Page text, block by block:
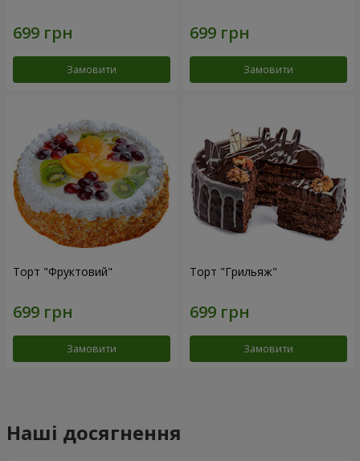
Замовити Замовити
Торт "Фруктовий"
Замовити
Торт "Грильяж"
Замовити
Наші досягнення